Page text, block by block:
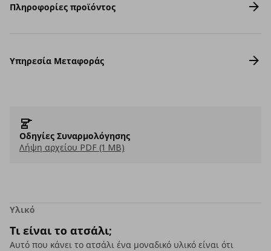
Πληροφορίες προϊόντος
Υπηρεσία Μεταφοράς
Οδηγίες Συναρμολόγησης
Λήψη αρχείου PDF (1 MB)
Υλικό
Τι είναι το ατσάλι;
Αυτό που κάνει το ατσάλι ένα μοναδικό υλικό είναι ότι